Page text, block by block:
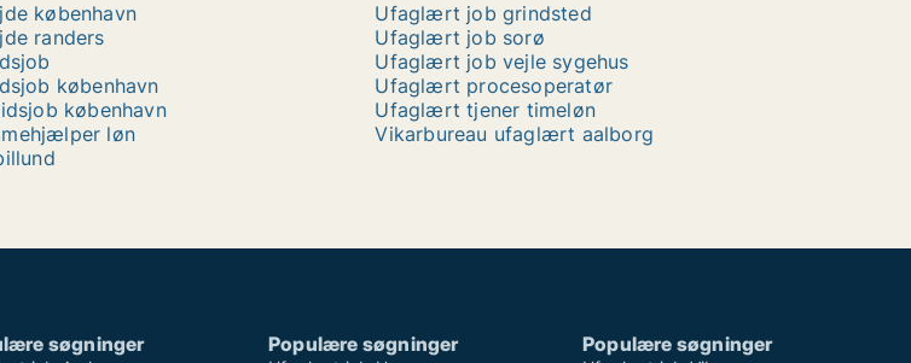
københavn
randers
københavn
københavn
løn
Ufaglært job grindsted
Ufaglært job sorø
Ufaglært job vejle sygehus
Ufaglært procesoperatør
Ufaglært tjener timeløn
Vikarbureau ufaglært aalborg
søgninger Populære søgninger Populære søgninger